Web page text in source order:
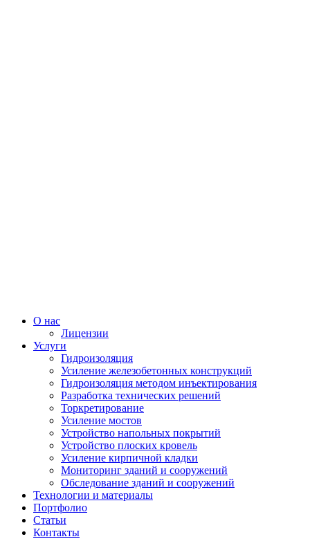
О нас
Лицензии
Услуги
Гидроизоляция
Усиление железобетонных конструкций
Гидроизоляция методом инъектирования
Разработка технических решений
Торкретирование
Усиление мостов
Устройство напольных покрытий
Устройство плоских кровель
Усиление кирпичной кладки
Мониторинг зданий и сооружений
Обследование зданий и сооружений
Технологии и материалы
Портфолио
Статьи
Контакты